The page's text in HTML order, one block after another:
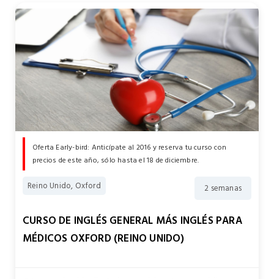
Oferta Early-bird: Anticípate al 2016 y reserva tu curso con
precios de este año, sólo hasta el 18 de diciembre.
Reino Unido, Oxford 2 semanas
CURSO DE INGLÉS GENERAL MÁS INGLÉS PARA
MÉDICOS OXFORD (REINO UNIDO)